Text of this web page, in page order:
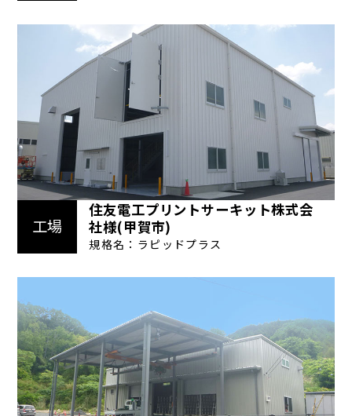
工場
住友電工プリントサーキット株式会
社様(甲賀市)
規格名：ラピッドプラス